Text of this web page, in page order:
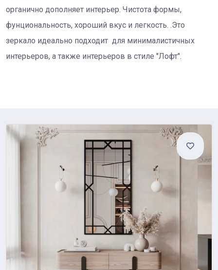
органично дополняет интерьер. Чистота формы,
фунциональность, хороший вкус и легкость. .Это
зеркало идеально подходит для минималистичных
интерьеров, а также интерьеров в стиле "Лофт".